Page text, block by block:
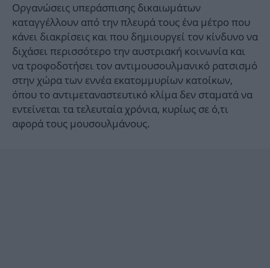
Οργανώσεις υπεράσπισης δικαιωμάτων
καταγγέλλουν από την πλευρά τους ένα μέτρο που
κάνει διακρίσεις και που δημιουργεί τον κίνδυνο να
διχάσει περισσότερο την αυστριακή κοινωνία και
να τροφοδοτήσει τον αντιμουσουλμανικό ρατσισμό
στην χώρα των εννέα εκατομμυρίων κατοίκων,
όπου το αντιμεταναστευτικό κλίμα δεν σταματά να
εντείνεται τα τελευταία χρόνια, κυρίως σε ό,τι
αφορά τους μουσουλμάνους.